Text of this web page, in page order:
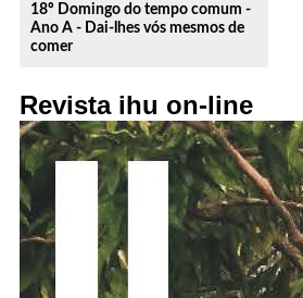
18º Domingo do tempo comum -
Ano A - Dai-lhes vós mesmos de
comer
Revista ihu on-line